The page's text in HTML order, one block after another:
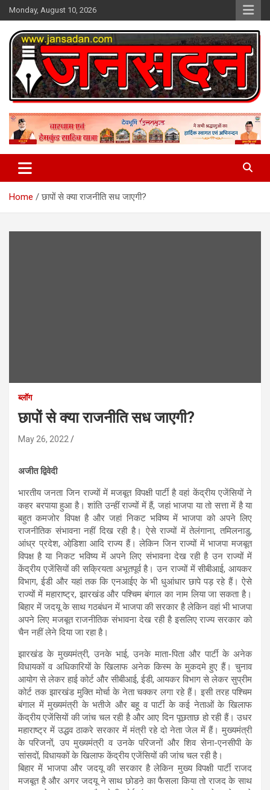
Skip
to
content
Monday, August 10, 2026
Jan Sadan
Home छापों से क्या राजनीति सध जाएगी?
ब्लॉग
छापों से क्या राजनीति सध जाएगी?
May 26, 2022
अजीत द्विवेदी
भारतीय जनता जिन राज्यों में मजबूत विपक्षी पार्टी है वहां केंद्रीय एजेंसियों ने
कहर बरपाया हुआ है। शांति उन्हीं राज्यों में हैं, जहां भाजपा या तो सत्ता में है या
बहुत कमजोर विपक्ष है और जहां निकट भविष्य में भाजपा को अपने लिए
राजनीतिक संभावना नहीं दिख रही है। ऐसे राज्यों में तेलंगाना, तमिलनाडु,
आंध्र प्रदेश, ओडि़शा आदि राज्य हैं। लेकिन जिन राज्यों में भाजपा मजबूत
विपक्ष है या निकट भविष्य में अपने लिए संभावना देख रही है उन राज्यों में
केंद्रीय एजेंसियों की सक्रियता अभूतपूर्व है। उन राज्यों में सीबीआई, आयकर
विभाग, ईडी और यहां तक कि एनआईए के भी धुआंधार छापे पड़ रहे हैं। ऐसे
राज्यों में महाराष्ट्र, झारखंड और पश्चिम बंगाल का नाम लिया जा सकता है।
बिहार में जदयू के साथ गठबंधन में भाजपा की सरकार है लेकिन वहां भी भाजपा
अपने लिए मजबूत राजनीतिक संभावना देख रही है इसलिए राज्य सरकार को
चैन नहीं लेने दिया जा रहा है।
झारखंड के मुख्यमंत्री, उनके भाई, उनके माता-पिता और पार्टी के अनेक
विधायकों व अधिकारियों के खिलाफ अनेक किस्म के मुकदमे हुए हैं। चुनाव
आयोग से लेकर हाई कोर्ट और सीबीआई, ईडी, आयकर विभाग से लेकर सुप्रीम
कोर्ट तक झारखंड मुक्ति मोर्चा के नेता चक्कर लगा रहे हैं। इसी तरह पश्चिम
बंगाल में मुख्यमंत्री के भतीजे और बहू व पार्टी के कई नेताओं के खिलाफ
केंद्रीय एजेंसियों की जांच चल रही है और आए दिन पूछताछ हो रही हैं। उधर
महाराष्ट्र में उद्धव ठाकरे सरकार में मंत्री रहे दो नेता जेल में हैं। मुख्यमंत्री
के परिजनों, उप मुख्यमंत्री व उनके परिजनों और शिव सेना-एनसीपी के
सांसदों, विधायकों के खिलाफ केंद्रीय एजेंसियों की जांच चल रही है।
बिहार में भाजपा और जदयू की सरकार है लेकिन मुख्य विपक्षी पार्टी राजद
मजबूत है और अगर जदयू ने साथ छोडऩे का फैसला किया तो राजद के साथ